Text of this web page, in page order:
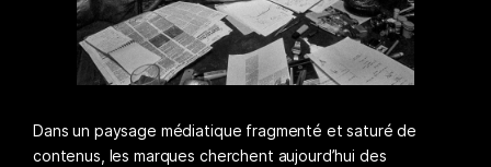
Dans un paysage médiatique fragmenté et saturé de
contenus, les marques cherchent aujourd’hui des